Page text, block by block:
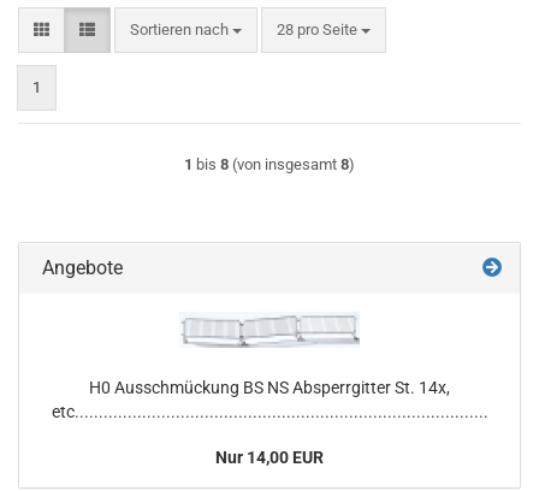
Sortieren nach
Sortieren nach 28 pro Seite
pro Seite
1
1 bis 8 (von insgesamt 8)
Angebote
H0 Ausschmückung BS NS Absperrgitter St. 14x,
etc......................................................................................
Nur 14,00 EUR